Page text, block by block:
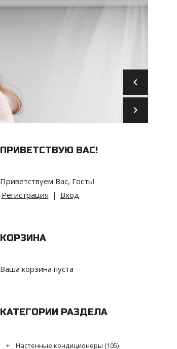
keyboard_arrow_left
keyboard_arrow_right
ПРИВЕТСТВУЮ ВАС!
Приветствуем Вас, Гость!
Регистрация | Вход
КОРЗИНА
Ваша корзина пуста
КАТЕГОРИИ РАЗДЕЛА
Настенные кондиционеры (105)